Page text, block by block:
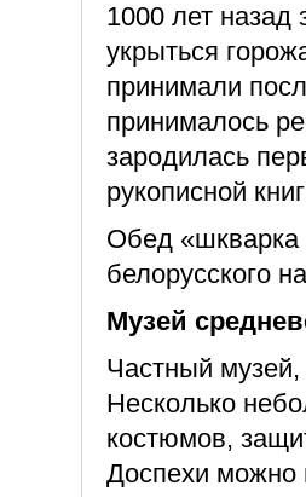
1000 лет
укрыться
принимали
принималось
зародилась
рукописной
Обед «шкварка
белорусского
Музей
Частный
Несколько
костюмов,
Доспехи можно